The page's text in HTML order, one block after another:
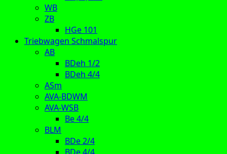
WB
ZB
HGe 101
Triebwagen Schmalspur
AB
BDeh 1/2
BDeh 4/4
ASm
AVA-BDWM
AVA-WSB
Be 4/4
BLM
BDe 2/4